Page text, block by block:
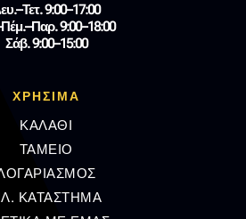
9:00–17:00
9:00–18:00
Σάβ. 9:00–15:00
ΧΡΗΣΙΜΑ
ΚΑΛΑΘΙ
ΤΑΜΕΙΟ
ΚΑΤΑΣΤΗΜΑ